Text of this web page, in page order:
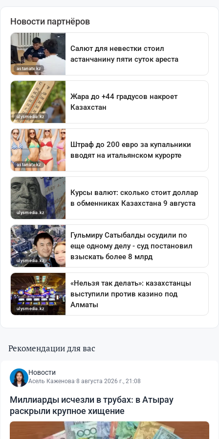
Рекомендации для вас
Новости
Асель Каженова·8 августа 2026 г., 21:08
Миллиарды исчезли в трубах: в Атырау
раскрыли крупное хищение